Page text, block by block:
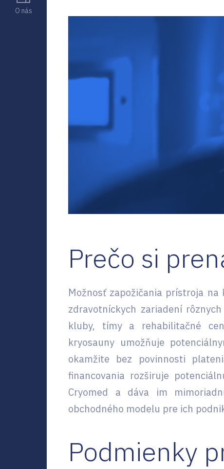
O nás
Prečo si
Možnosť zapožičania prístroja
zdravotníckych zariadení
kluby, tímy a rehabilitačné
kryosauny umožňuje
okamžite bez povinnosti
financovania rozširuje
Cryomed a dáva im
obchodného modelu pre ich
Podmienky